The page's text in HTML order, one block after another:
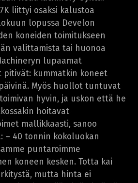
liittyi osaksi kalustoa
lopussa Develon
koneiden toimitukseen
valittamista tai huonoa
lupaamat
kummatkin koneet
Myös huollot tuntuvat
hyvin, ja uskon että he
hoitavat
mallikkaasti, sanoo
– 40 tonnin kokoluokan
puntaroimme
koneen kesken. Totta kai
mutta hinta ei